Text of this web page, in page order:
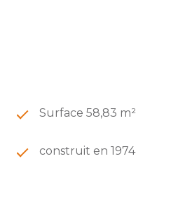
Surface 58,83 m²
construit en 1974